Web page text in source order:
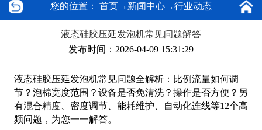
您的位置： 首页→ 新闻中心→行业动态
液态硅胶压延发泡机常见问题解答
发布时间：2026-04-09 15:31:29
液态硅胶压延发泡机常见问题全解析：比例流量如何调
节？泡棉宽度范围？设备是否免清洗？操作是否方便？另
有混合精度、密度调节、能耗维护、自动化连线等12个高
频问题，为您一一解答。